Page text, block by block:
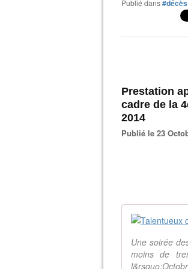
Publié dans#décès
Prestation
cadre de la
2014
Publié le 23
Une soirée
moins de